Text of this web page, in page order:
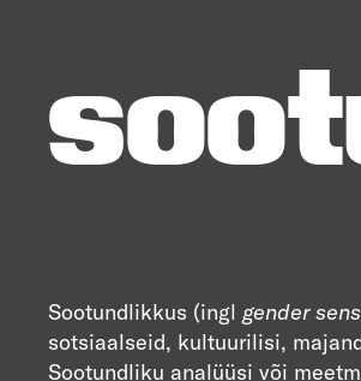
Sootundlikkus (ingl gender
sotsiaalseid, kultuurilisi,
Sootundliku analüüsi või